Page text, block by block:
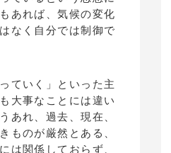
あれば、気候の変化
なく自分では制御で
ていく」といった主
大事なことには違い
あれ、過去、現在、
ものが厳然とある、
は関係しておらず、